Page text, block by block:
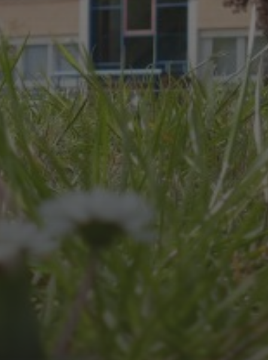
JULI 8, 2026
UNSER SCHUL-/SPORTFEST
2026
UNSER JAHRBUCH 2025/2026